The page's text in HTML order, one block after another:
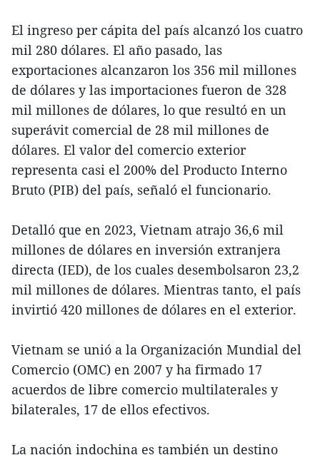
El ingreso per cápita del país alcanzó los cuatro
mil 280 dólares. El año pasado, las
exportaciones alcanzaron los 356 mil millones
de dólares y las importaciones fueron de 328
mil millones de dólares, lo que resultó en un
superávit comercial de 28 mil millones de
dólares. El valor del comercio exterior
representa casi el 200% del Producto Interno
Bruto (PIB) del país, señaló el funcionario.
Detalló que en 2023, Vietnam atrajo 36,6 mil
millones de dólares en inversión extranjera
directa (IED), de los cuales desembolsaron 23,2
mil millones de dólares. Mientras tanto, el país
invirtió 420 millones de dólares en el exterior.
Vietnam se unió a la Organización Mundial del
Comercio (OMC) en 2007 y ha firmado 17
acuerdos de libre comercio multilaterales y
bilaterales, 17 de ellos efectivos.
La nación indochina es también un destino